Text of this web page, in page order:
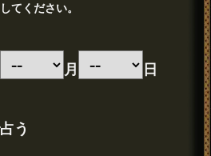
てください。
月
日
う